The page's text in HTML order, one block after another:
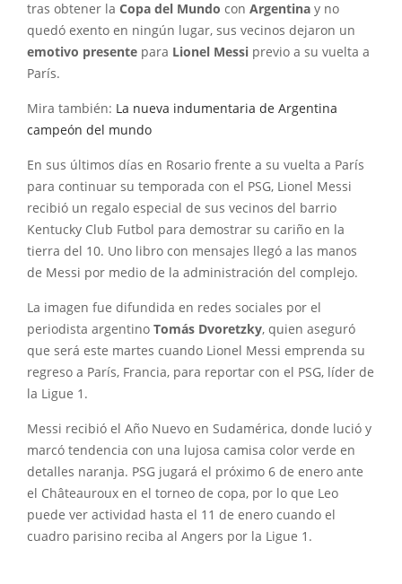
tras obtener la Copa del Mundo con Argentina y no
quedó exento en ningún lugar, sus vecinos dejaron un
emotivo presente para Lionel Messi previo a su vuelta a
París.
Mira también: La nueva indumentaria de Argentina
campeón del mundo
En sus últimos días en Rosario frente a su vuelta a París
para continuar su temporada con el PSG, Lionel Messi
recibió un regalo especial de sus vecinos del barrio
Kentucky Club Futbol para demostrar su cariño en la
tierra del 10. Uno libro con mensajes llegó a las manos
de Messi por medio de la administración del complejo.
La imagen fue difundida en redes sociales por el
periodista argentino Tomás Dvoretzky, quien aseguró
que será este martes cuando Lionel Messi emprenda su
regreso a París, Francia, para reportar con el PSG, líder de
la Ligue 1.
Messi recibió el Año Nuevo en Sudamérica, donde lució y
marcó tendencia con una lujosa camisa color verde en
detalles naranja. PSG jugará el próximo 6 de enero ante
el Châteauroux en el torneo de copa, por lo que Leo
puede ver actividad hasta el 11 de enero cuando el
cuadro parisino reciba al Angers por la Ligue 1.